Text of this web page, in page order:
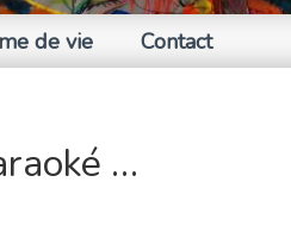
de vie Contact
…